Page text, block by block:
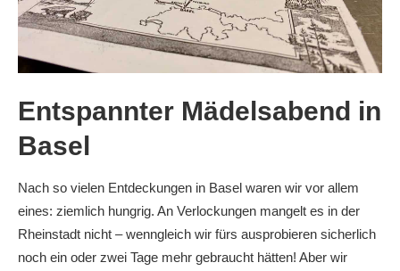
Entspannter Mädelsabend in
Basel
Nach so vielen Entdeckungen in Basel waren wir vor allem
eines: ziemlich hungrig. An Verlockungen mangelt es in der
Rheinstadt nicht – wenngleich wir fürs ausprobieren sicherlich
noch ein oder zwei Tage mehr gebraucht hätten! Aber wir